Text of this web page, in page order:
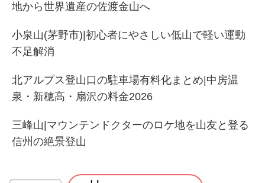
地から世界遺産の佐渡金山へ
小泉山(茅野市)|初心者にやさしい低山で軽い運動
不足解消
北アルプス登山口の駐車場有料化まとめ|中房温
泉・新穂高・扇沢の料金2026
三峰山|マウンテンドクターのロケ地を山友と登る
信州の絶景登山